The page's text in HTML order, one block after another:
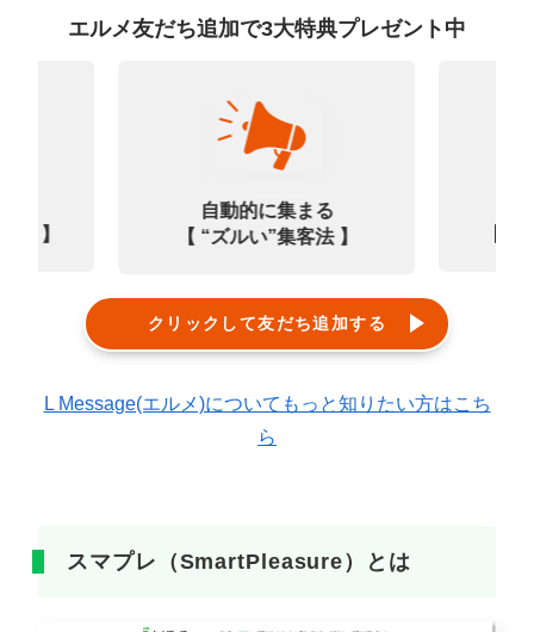
エルメ友だち追加で3大特典プレゼント中
選 】
自動的に集まる
【 “ズルい”集客法 】
クリックして友だち追加する
L Message(エルメ)についてもっと知りたい方はこち
ら
スマプレ（SmartPleasure）とは